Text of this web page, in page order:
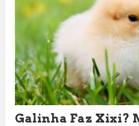
Galinha Faz Xixi?